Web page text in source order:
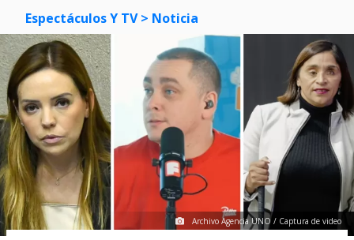
Espectáculos Y TV > Noticia
Archivo Agencia UNO / Captura de video